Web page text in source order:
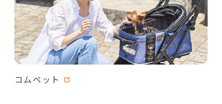
コムペット